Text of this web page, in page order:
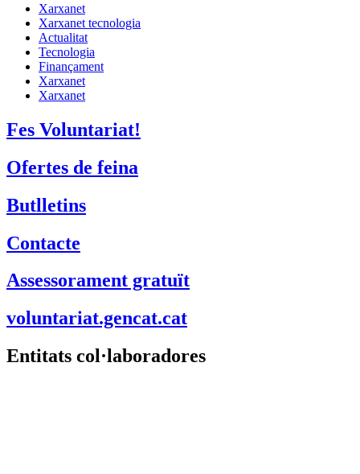
Xarxanet
Xarxanet tecnologia
Actualitat
Tecnologia
Finançament
Xarxanet
Xarxanet
Fes Voluntariat!
Ofertes de feina
Butlletins
Contacte
Assessorament gratuït
voluntariat.gencat.cat
Entitats col·laboradores